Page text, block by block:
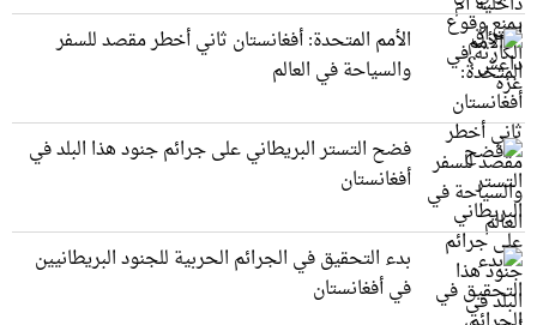
الأمم المتحدة: أفغانستان ثاني أخطر مقصد للسفر
والسياحة في العالم
فضح التستر البريطاني على جرائم جنود هذا البلد في
أفغانستان
بدء التحقيق في الجرائم الحربیة للجنود البريطانيین
في أفغانستان